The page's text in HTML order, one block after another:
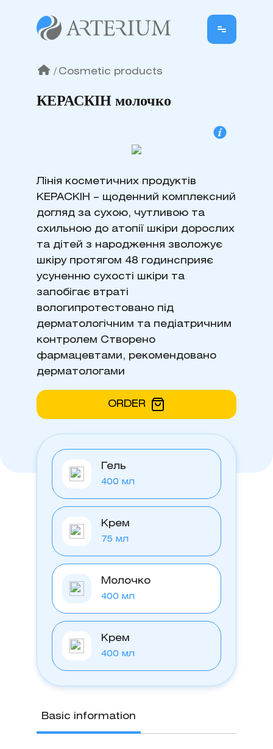
/ Cosmetic products
КЕРАСКІН молочко
Лінія косметичних продуктів
КЕРАСКІН – щоденний комплексний
догляд за сухою, чутливою та
схильною до атопії шкіри дорослих
та дітей з народження зволожує
шкіру протягом 48 годинсприяє
усуненню сухості шкіри та
запобігає втраті
вологипротестовано під
дерматологічним та педіатричним
контролем Створено
фармацевтами, рекомендовано
дерматологами
ORDER
Гель
400 мл
Крем
75 мл
Молочко
400 мл
Крем
400 мл
Basic information